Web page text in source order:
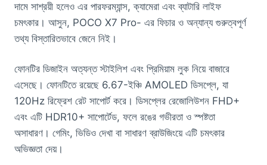
দামে সাশ্রয়ী হলেও এর পারফরম্যান্স, ক্যামেরা এবং ব্যাটারি লাইফ
চমৎকার। আসুন, POCO X7 Pro- এর ফিচার ও অন্যান্য গুরুত্বপূর্ণ
তথ্য বিস্তারিতভাবে জেনে নিই।
ফোনটির ডিজাইন অত্যন্ত স্টাইলিশ এবং প্রিমিয়াম লুক নিয়ে বাজারে
এসেছে। ফোনটিতে রয়েছে 6.67-ইঞ্চি AMOLED ডিসপ্লে, যা
120Hz রিফ্রেশ রেট সাপোর্ট করে। ডিসপ্লের রেজোলিউশন FHD+
এবং এটি HDR10+ সাপোর্টেড, ফলে রঙের গভীরতা ও স্পষ্টতা
অসাধারণ। গেমিং, ভিডিও দেখা বা সাধারণ ব্রাউজিংয়ে এটি চমৎকার
অভিজ্ঞতা দেয়।